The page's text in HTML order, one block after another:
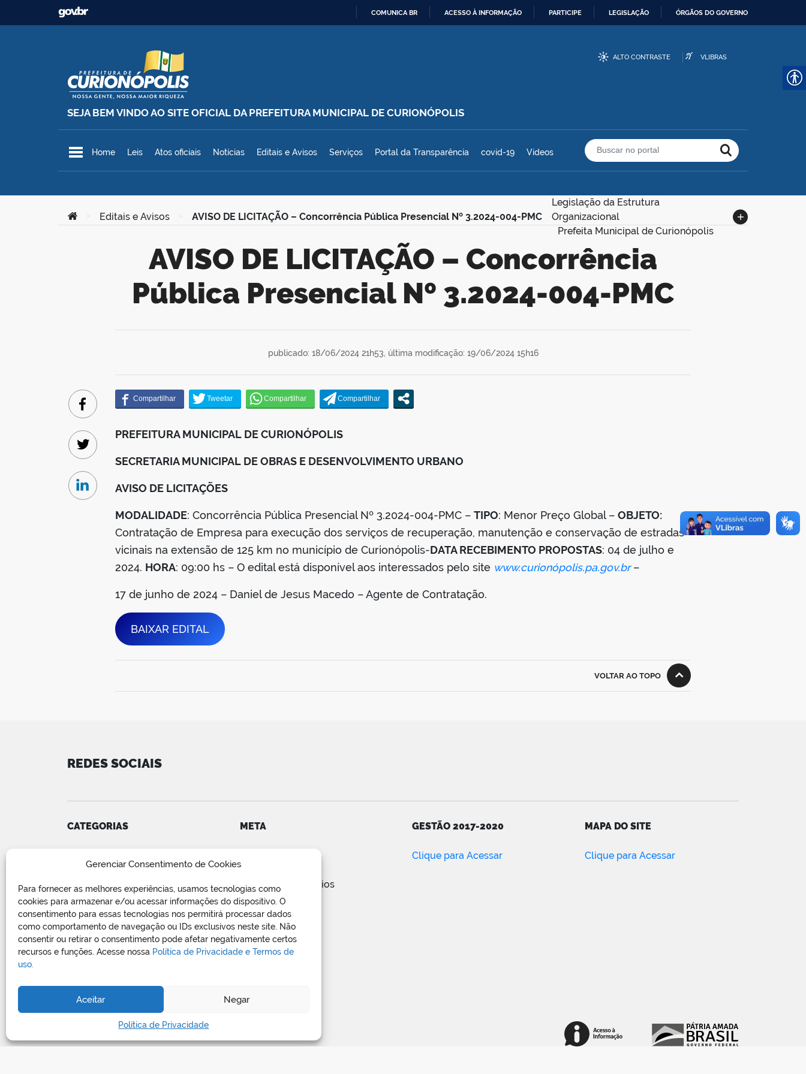
Gerenciar Consentimento de Cookies
Para fornecer as melhores experiências, usamos tecnologias como
cookies para armazenar e/ou acessar informações do dispositivo. O
consentimento para essas tecnologias nos permitirá processar dados
como comportamento de navegação ou IDs exclusivos neste site. Não
consentir ou retirar o consentimento pode afetar negativamente certos
recursos e funções. Acesse nossa Política de Privacidade e Termos de
uso.
Aceitar Negar
Política de Privacidade
Ir para o conteúdo COMUNICA BR ACESSO À INFORMAÇÃO PARTICIPE LEGISLAÇÃO ÓRGÃOS DO GOVERNO
SEJA BEM VINDO AO SITE OFICIAL DA PREFEITURA MUNICIPAL DE CURIONÓPOLIS
Prefeitura Municipal de Curionópolis
ALTO CONTRASTE VLIBRAS
Home Leis Atos oficiais Notícias Editais e Avisos Serviços Portal da Transparência covid-19 Videos Buscar no portal
Você está aqui:
Editais e Avisos AVISO DE LICITAÇÃO – Concorrência Pública Presencial Nº 3.2024-004-PMC
Legislação da Estrutura
Organizacional
Prefeita Municipal de Curionópolis
AVISO DE LICITAÇÃO – Concorrência
Pública Presencial Nº 3.2024-004-PMC
publicado: 18/06/2024 21h53, última modificação: 19/06/2024 15h16
PREFEITURA MUNICIPAL DE CURIONÓPOLIS
SECRETARIA MUNICIPAL DE OBRAS E DESENVOLVIMENTO URBANO
AVISO DE LICITAÇÕES
MODALIDADE: Concorrência Pública Presencial Nº 3.2024-004-PMC – TIPO: Menor Preço Global – OBJETO:
Contratação de Empresa para execução dos serviços de recuperação, manutenção e conservação de estradas
vicinais na extensão de 125 km no município de Curionópolis-DATA RECEBIMENTO PROPOSTAS: 04 de julho e
2024. HORA: 09:00 hs – O edital está disponível aos interessados pelo site www.curionópolis.pa.gov.br–
17 de junho de 2024 – Daniel de Jesus Macedo – Agente de Contratação.
BAIXAR EDITAL
Facebook
Twitter
Linkedin
VOLTAR AO TOPO
REDES SOCIAIS
CATEGORIAS
COVID-19
Editais e Avisos
Notícias
Relatório de Projetos e Execução
de Obras Públicas
Sem categoria
Vagas de Emprego
META
Feed de posts
Feed de comentários
WordPress.org
GESTÃO 2017-2020
Clique para Acessar
MAPA DO SITE
Clique para Acessar